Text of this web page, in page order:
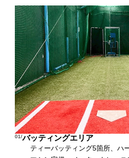
01/バッティングエリア
ティーバッティング5箇所、ハ